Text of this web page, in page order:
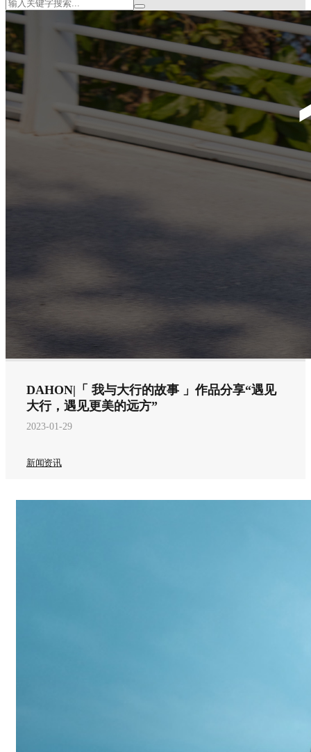
DAHON|「 我与大行的故事 」作品分享“遇见
大行，遇见更美的远方”
2023-01-29
新闻资讯